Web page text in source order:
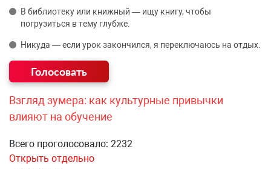
В библиотеку или книжный — ищу книгу, чтобы
погрузиться в тему глубже.
Никуда — если урок закончился, я переключаюсь на отдых.
Взгляд зумера: как культурные привычки
влияют на обучение
Всего проголосовало: 2232
Открыть отдельно